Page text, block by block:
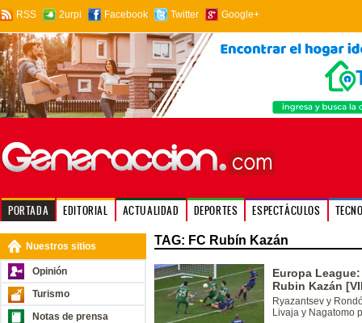
RSS 2urpi Facebook Twitter Google+
PORTADA EDITORIAL ACTUALIDAD DEPORTES ESPECTÁCULOS
Nuestros sitios
Opinión
Turismo
Notas de prensa
TAG: FC Rubín Kazán
Europa
Rubin Kazán
Ryazantsev y
Livaja y Nagatomo